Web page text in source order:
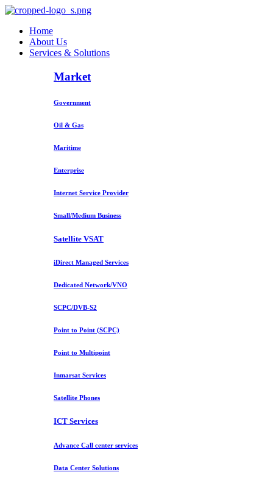
Home
About Us
Services & Solutions
Market
Government
Oil & Gas
Maritime
Enterprise
Internet Service Provider
Small/Medium Business
Satellite VSAT
iDirect Managed Services
Dedicated Network/VNO
SCPC/DVB-S2
Point to Point (SCPC)
Point to Multipoint
Inmarsat Services
Satellite Phones
ICT Services
Advance Call center services
Data Center Solutions